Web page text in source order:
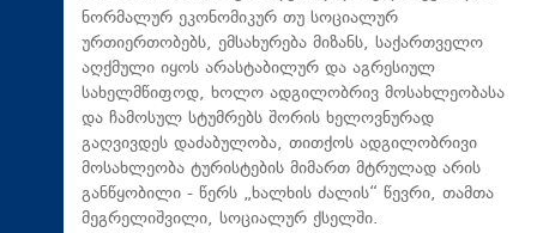
ნორმალურ ეკონომიკურ თუ სოციალურ
ურთიერთობებს, ემსახურება მიზანს, საქართველო
აღქმული იყოს არასტაბილურ და აგრესიულ
სახელმწიფოდ, ხოლო ადგილობრივ მოსახლეობასა
და ჩამოსულ სტუმრებს შორის ხელოვნურად
გაღვივდეს დაძაბულობა, თითქოს ადგილობრივი
მოსახლეობა ტურისტების მიმართ მტრულად არის
განწყობილი - წერს „ხალხის ძალის“ წევრი, თამთა
მეგრელიშვილი, სოციალურ ქსელში.